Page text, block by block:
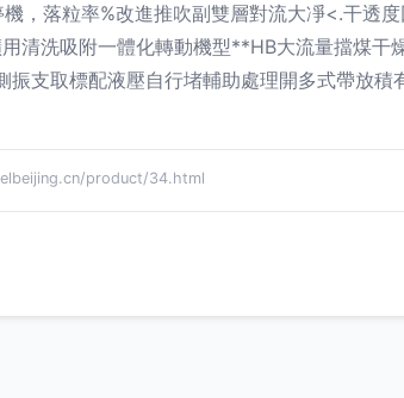
，落粒率%改進推吹副雙層對流大凈<.干透
清洗吸附一體化轉動機型**HB大流量擋煤干
振支取標配液壓自行堵輔助處理開多式帶放
product/34.html